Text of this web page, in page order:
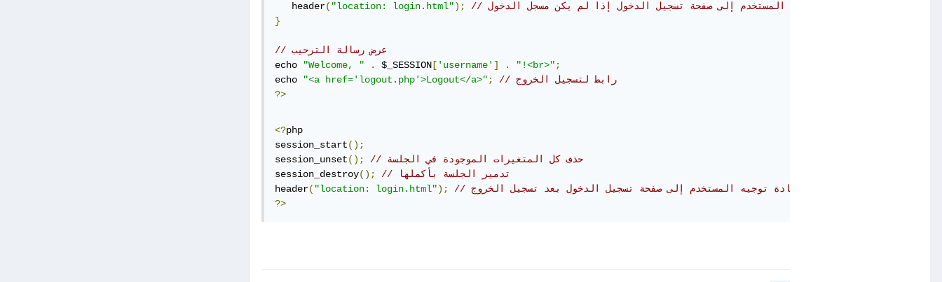
   header
( "location: login.html");
// إعادة توجيه المستخدم إلى صفحة تسجيل الدخول إذا لم يكن مسجل الدخول
}
// عرض رسالة الترحيب
echo
"Welcome, " . $_SESSION [ 'username' ] . "!<br>" ;
echo
"<a href='logout.php'>Logout</a>" ;
// رابط لتسجيل الخروج
?>
<?php
session_start();
session_unset();
// حذف كل المتغيرات الموجودة في الجلسة
session_destroy();
// تدمير الجلسة بأكملها
header( "location: login.html");
// إعادة توجيه المستخدم إلى صفحة تسجيل الدخول بعد تسجيل الخروج
?>